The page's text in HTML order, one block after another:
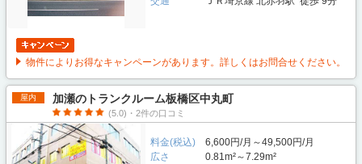
物件によりお得なキャンペーンがあります。詳しくはお問合せください。
屋内 加瀬のトランクルーム板橋区中丸町
(5.0)・2件の口コミ
料金(税込)
6,600円/月～49,500円/月
広さ
0.81m²～7.29m²